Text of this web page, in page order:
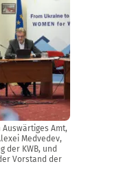
Amt,
Medvedev,
der KWB, und
Vorstand der